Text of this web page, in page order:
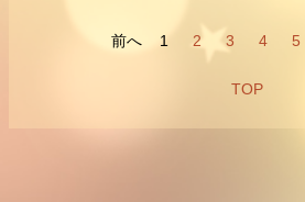
前へ 1 2 3 4 5
TOP